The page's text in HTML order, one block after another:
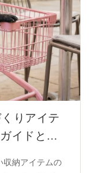
りアイテ
イドと空
収納アイテムの